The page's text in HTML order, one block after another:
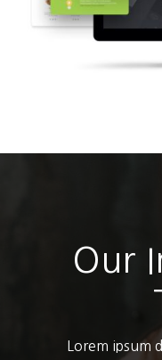
Our
Lorem ipsum